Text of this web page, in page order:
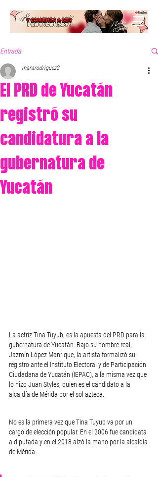
Entrada
El PRD de Yucatán
registró su
candidatura a la
gubernatura de
Yucatán
mararodriguez2
La actriz Tina Tuyub, es la apuesta del PRD para la
gubernatura de Yucatán. Bajo su nombre real,
Jazmín López Manrique, la artista formalizó su
registro ante el Instituto Electoral y de Participación
Ciudadana de Yucatán (IEPAC), a la misma vez que
lo hizo Juan Styles, quien es el candidato a la
alcaldía de Mérida por el sol azteca.
No es la primera vez que Tina Tuyub va por un
cargo de elección popular. En el 2006 fue candidata
a diputada y en el 2018 alzó la mano por la alcaldía
de Mérida.